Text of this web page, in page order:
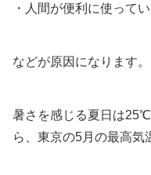
・人間が便利に使って
などが原因になります。
暑さを感じる夏日は
ら、東京の5月の最高気